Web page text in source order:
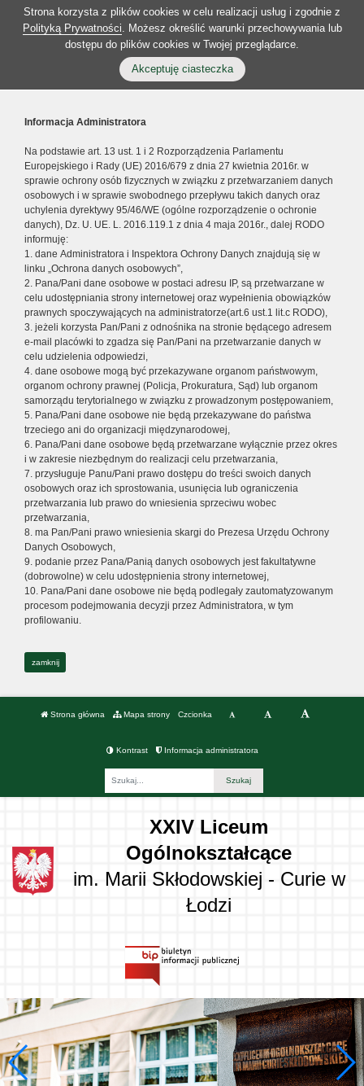
Strona korzysta z plików cookies w celu realizacji usług i zgodnie z
Polityką Prywatności. Możesz określić warunki przechowywania lub
dostępu do plików cookies w Twojej przeglądarce.
Akceptuję ciasteczka
Informacja Administratora
Na podstawie art. 13 ust. 1 i 2 Rozporządzenia Parlamentu
Europejskiego i Rady (UE) 2016/679 z dnia 27 kwietnia 2016r. w
sprawie ochrony osób fizycznych w związku z przetwarzaniem danych
osobowych i w sprawie swobodnego przepływu takich danych oraz
uchylenia dyrektywy 95/46/WE (ogólne rozporządzenie o ochronie
danych), Dz. U. UE. L. 2016.119.1 z dnia 4 maja 2016r., dalej RODO
informuję:
1. dane Administratora i Inspektora Ochrony Danych znajdują się w
linku „Ochrona danych osobowych”,
2. Pana/Pani dane osobowe w postaci adresu IP, są przetwarzane w
celu udostępniania strony internetowej oraz wypełnienia obowiązków
prawnych spoczywających na administratorze(art.6 ust.1 lit.c RODO),
3. jeżeli korzysta Pan/Pani z odnośnika na stronie będącego adresem
e-mail placówki to zgadza się Pan/Pani na przetwarzanie danych w
celu udzielenia odpowiedzi,
4. dane osobowe mogą być przekazywane organom państwowym,
organom ochrony prawnej (Policja, Prokuratura, Sąd) lub organom
samorządu terytorialnego w związku z prowadzonym postępowaniem,
5. Pana/Pani dane osobowe nie będą przekazywane do państwa
trzeciego ani do organizacji międzynarodowej,
6. Pana/Pani dane osobowe będą przetwarzane wyłącznie przez okres
i w zakresie niezbędnym do realizacji celu przetwarzania,
7. przysługuje Panu/Pani prawo dostępu do treści swoich danych
osobowych oraz ich sprostowania, usunięcia lub ograniczenia
przetwarzania lub prawo do wniesienia sprzeciwu wobec
przetwarzania,
8. ma Pan/Pani prawo wniesienia skargi do Prezesa Urzędu Ochrony
Danych Osobowych,
9. podanie przez Pana/Panią danych osobowych jest fakultatywne
(dobrowolne) w celu udostępnienia strony internetowej,
10. Pana/Pani dane osobowe nie będą podlegały zautomatyzowanym
procesom podejmowania decyzji przez Administratora, w tym
profilowaniu.
zamknij
Strona główna Mapa strony Czcionka
Kontrast Informacja administratora
XXIV Liceum
Ogólnokształcące
im. Marii Skłodowskiej - Curie w
Łodzi